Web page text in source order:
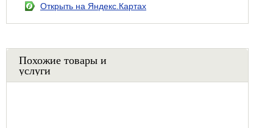
Открыть на Яндекс.Картах
Похожие товары и
услуги